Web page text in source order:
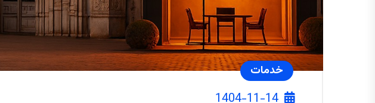
خدمات
1404-11-14